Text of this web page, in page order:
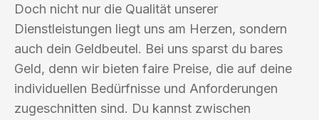
Doch nicht nur die Qualität unserer
Dienstleistungen liegt uns am Herzen, sondern
auch dein Geldbeutel. Bei uns sparst du bares
Geld, denn wir bieten faire Preise, die auf deine
individuellen Bedürfnisse und Anforderungen
zugeschnitten sind. Du kannst zwischen